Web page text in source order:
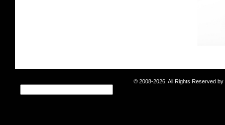
© 2008-2026. All Rights Reserved